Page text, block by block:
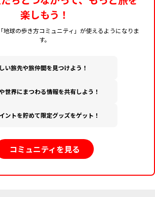
楽しもう！
地球の歩き方コミュニティ」が使えるようになりま
す。
い旅先や旅仲間を見つけよう！
世界にまつわる情報を共有しよう！
ントを貯めて限定グッズをゲット！
コミュニティを見る